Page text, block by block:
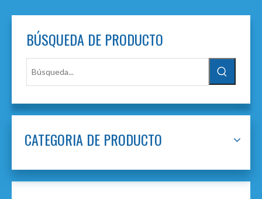
BÚSQUEDA DE PRODUCTO
CATEGORIA DE PRODUCTO